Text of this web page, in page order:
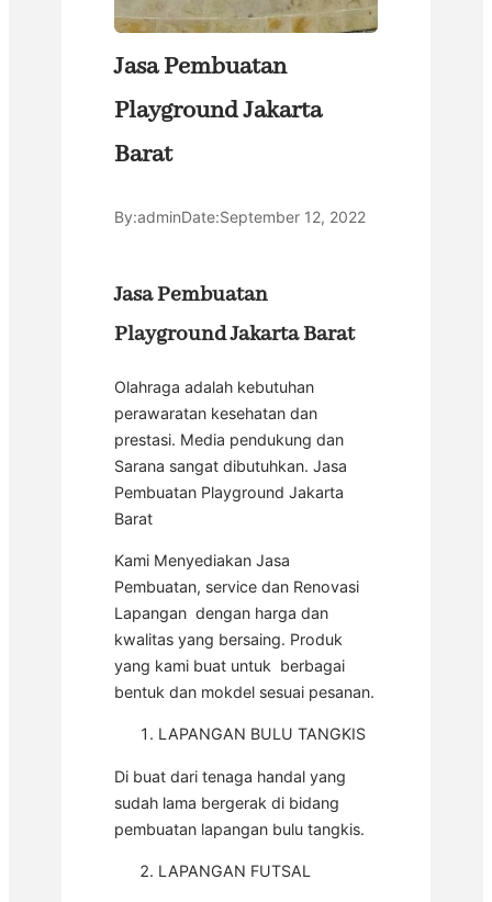
Jasa Pembuatan
Playground Jakarta
Barat
By:adminDate:September 12, 2022
Jasa Pembuatan
Playground Jakarta Barat
Olahraga adalah kebutuhan
perawaratan kesehatan dan
prestasi. Media pendukung dan
Sarana sangat dibutuhkan. Jasa
Pembuatan Playground Jakarta
Barat
Kami Menyediakan Jasa
Pembuatan, service dan Renovasi
Lapangan dengan harga dan
kwalitas yang bersaing. Produk
yang kami buat untuk berbagai
bentuk dan mokdel sesuai pesanan.
LAPANGAN BULU TANGKIS
Di buat dari tenaga handal yang
sudah lama bergerak di bidang
pembuatan lapangan bulu tangkis.
LAPANGAN FUTSAL